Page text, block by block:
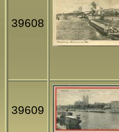
39608
39609